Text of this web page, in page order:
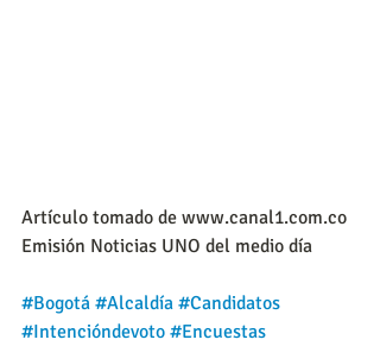
Artículo tomado de www.canal1.com.co
Emisión Noticias UNO del medio día
#Bogotá #Alcaldía #Candidatos
#Intencióndevoto #Encuestas